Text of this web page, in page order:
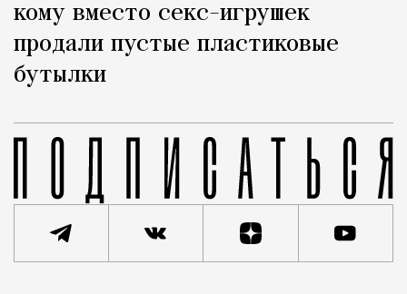
кому вместо секс-игрушек
продали пустые пластиковые
бутылки